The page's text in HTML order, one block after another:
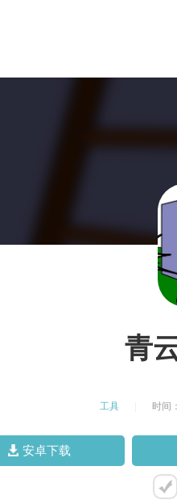
青
工具 时间
安卓下载